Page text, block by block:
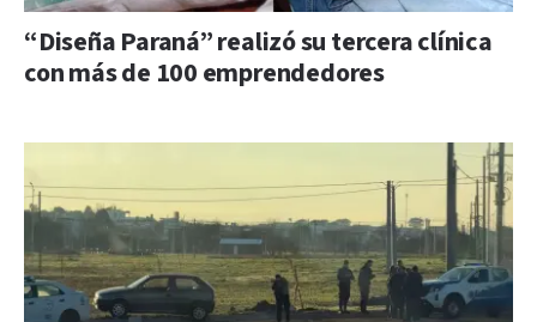
“Diseña Paraná” realizó su tercera clínica
con más de 100 emprendedores